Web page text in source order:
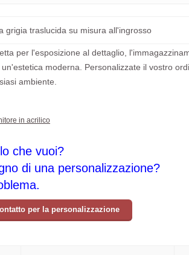
per l'esposizione al dettaglio,
moderna. Personalizzate il vostro
ambiente.
in acrilico
che vuoi?
di una personalizzazione?
per la personalizzazione